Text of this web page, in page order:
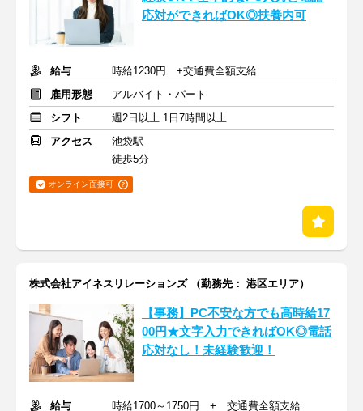
応対ができればOK◎扶養内可
給与
時給1230円 +交通費全額支給
雇用形態
アルバイト・パート
シフト
週2日以上 1日7時間以上
アクセス
池袋駅
徒歩5分
オンライン面接可
株式会社アイネスリレーションズ （勤務先： 港区エリア）
【事務】PC不安な方でも高時給17
00円★文字入力できればOK◎電話
応対なし！未経験歓迎！
給与
時給1700～1750円 + 交通費全額支給